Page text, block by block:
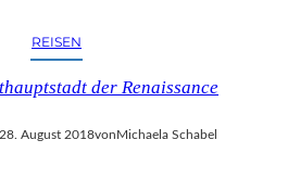
REISEN
der Renaissance
August 2018vonMichaela Schabel